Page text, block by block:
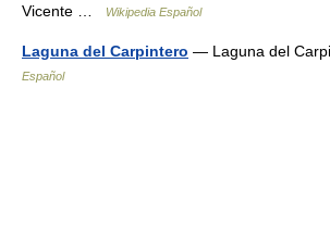
Vicente …
Wikipedia Español
Laguna del Carpintero — Laguna del
Español